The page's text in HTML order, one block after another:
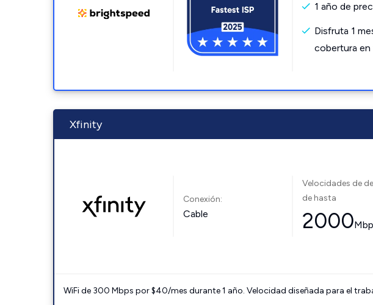
1 año de
Disfruta 1
cobertura en
Xfinity
Conexión:
Cable
Velocidades de
de hasta
2000
WiFi de 300 Mbps por $40/mes durante 1 año. Velocidad diseñada para el